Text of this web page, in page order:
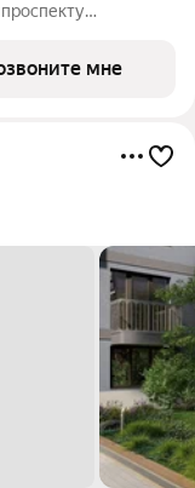
ходьбы до 3
мне